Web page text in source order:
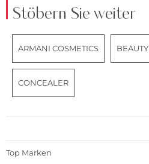
Stöbern Sie weiter
ARMANI COSMETICS BEAUTY
CONCEALER
Top Marken